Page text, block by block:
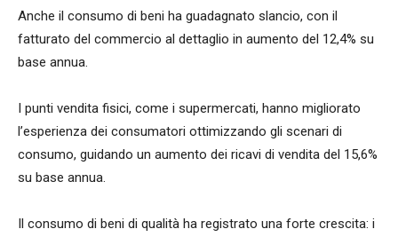
Anche il consumo di beni ha guadagnato slancio, con il
fatturato del commercio al dettaglio in aumento del 12,4% su
base annua.
I punti vendita fisici, come i supermercati, hanno migliorato
l’esperienza dei consumatori ottimizzando gli scenari di
consumo, guidando un aumento dei ricavi di vendita del 15,6%
su base annua.
Il consumo di beni di qualità ha registrato una forte crescita: i